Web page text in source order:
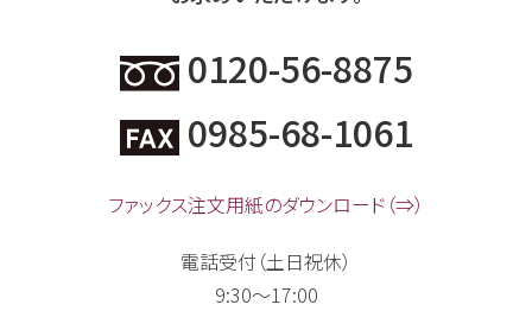
0120-56-8875
0985-68-1061
ファックス注文用紙のダウンロード（⇒）
電話受付（土日祝休）
9:30～17:00